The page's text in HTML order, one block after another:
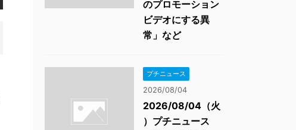
のプロモーション
ビデオにする異
常」など
プチニュース
2026/08/04
2026/08/04（火
）プチニュース